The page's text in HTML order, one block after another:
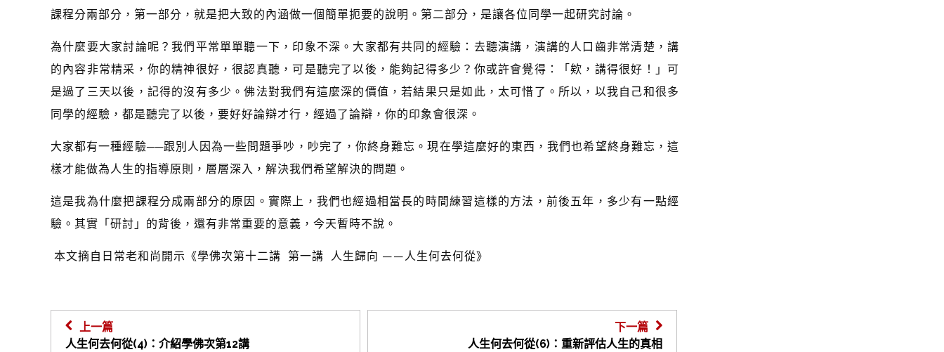
課程分兩部分，第一部分，就是把大致的內涵做一個簡單扼要的說明。第二部分，是讓各位同學一起研究討論。
為什麼要大家討論呢？我們平常單單聽一下，印象不深。大家都有共同的經驗：去聽演講，演講的人口齒非常清楚，講
的內容非常精采，你的精神很好，很認真聽，可是聽完了以後，能夠記得多少？你或許會覺得：「欸，講得很好！」可
是過了三天以後，記得的沒有多少。佛法對我們有這麼深的價值，若結果只是如此，太可惜了。所以，以我自己和很多
同學的經驗，都是聽完了以後，要好好論辯才行，經過了論辯，你的印象會很深。
大家都有一種經驗──跟別人因為一些問題爭吵，吵完了，你終身難忘。現在學這麼好的東西，我們也希望終身難忘，這
樣才能做為人生的指導原則，層層深入，解決我們希望解決的問題。
這是我為什麼把課程分成兩部分的原因。實際上，我們也經過相當長的時間練習這樣的方法，前後五年，多少有一點經
驗。其實「研討」的背後，還有非常重要的意義，今天暫時不說。
本文摘自日常老和尚開示《學佛次第十二講 第一講 人生歸向 ——人生何去何從》
上一篇
人生何去何從(4)：介紹學佛次第12講
下一篇
人生何去何從(6)：重新評估人生的真相